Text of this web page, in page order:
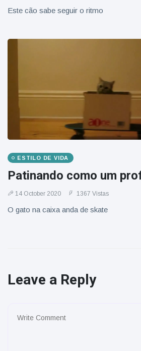
Este cão sabe seguir o ritmo
ESTILO DE VIDA
Patinando como um
14 October 2020 1367 Vistas
O gato na caixa anda de skate
Leave a Reply